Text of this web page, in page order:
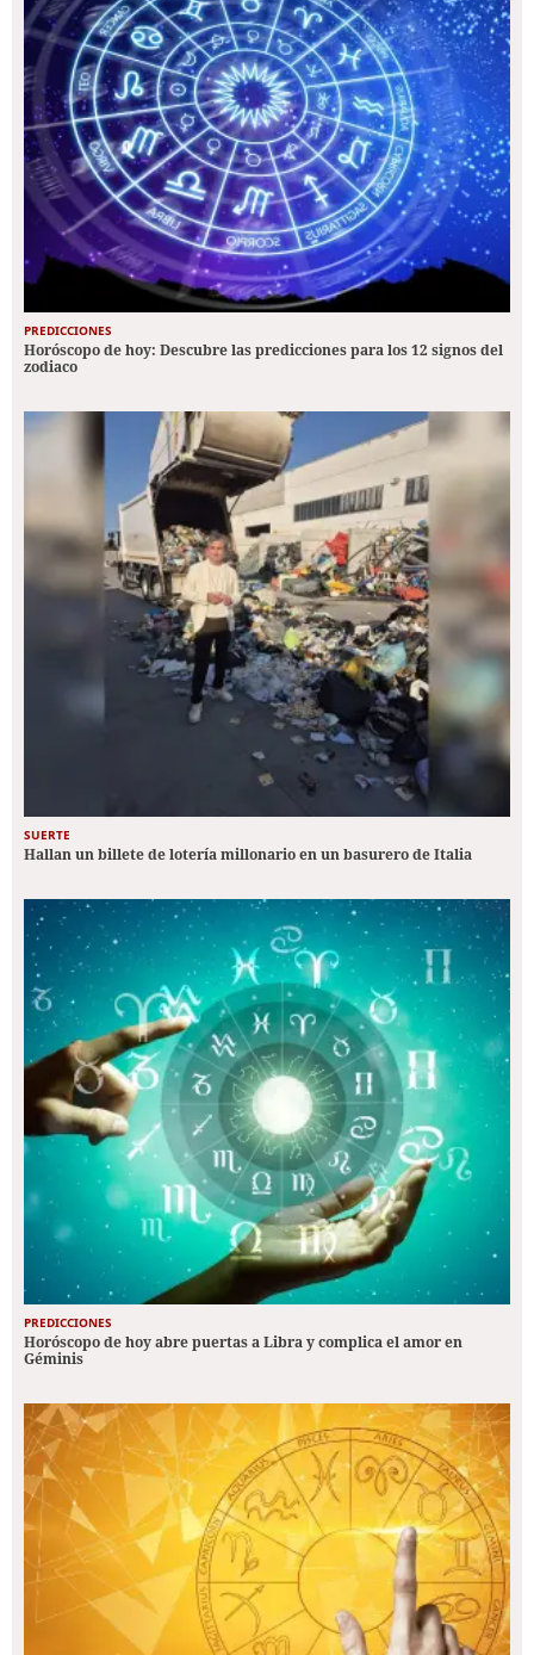
PREDICCIONES
Horóscopo de hoy: Descubre las predicciones para los 12 signos del
zodiaco
SUERTE
Hallan un billete de lotería millonario en un basurero de Italia
PREDICCIONES
Horóscopo de hoy abre puertas a Libra y complica el amor en
Géminis